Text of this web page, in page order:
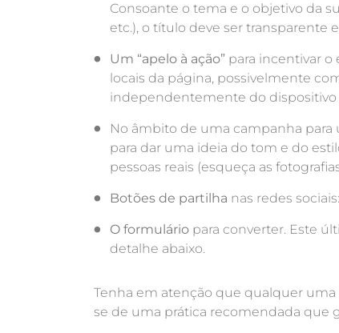
Consoante o tema e o objetivo da
etc.), o título deve ser transparente
Um “apelo à ação” para incentivar o
locais da página, possivelmente
independentemente do dispositivo
No âmbito de uma campanha
para dar uma ideia do tom e do
pessoas reais (esqueça as
Botões de partilha nas redes
O formulário para converter. Este
detalhe abaixo.
Tenha em atenção que qualquer
se de uma prática recomendada que